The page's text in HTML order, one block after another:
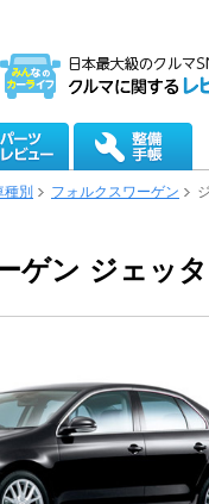
種別 フォルクスワーゲン
ゲン ジェッタ